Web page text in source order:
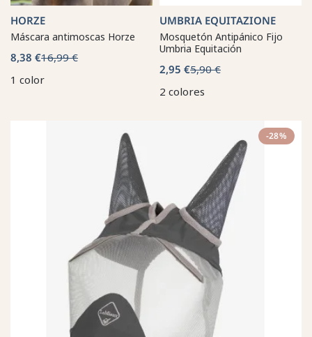
HORZE
Máscara antimoscas Horze
8,38 €16,99 €
1 color
UMBRIA EQUITAZIONE
Mosquetón Antipánico Fijo
Umbria Equitación
2,95 €5,90 €
2 colores
-28%